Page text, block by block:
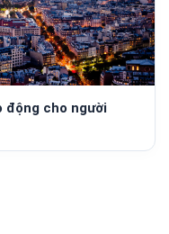
động cho người